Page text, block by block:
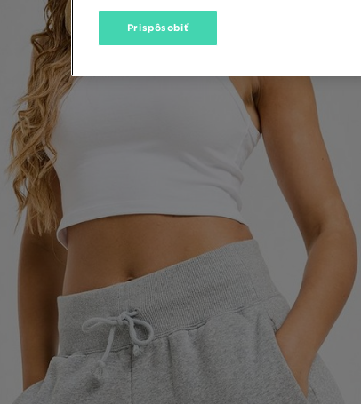
Prispôsobiť